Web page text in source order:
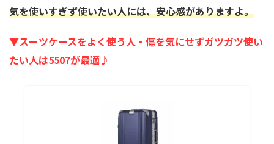
気を使いすぎず使いたい人には、安心感がありますよ。
▼スーツケースをよく使う人・傷を気にせずガツガツ使い
たい人は5507が最適♪